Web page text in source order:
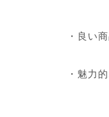
・良い
・魅力